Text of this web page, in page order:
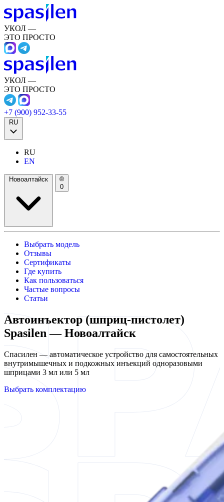
УКОЛ —
ЭТО ПРОСТО
УКОЛ —
ЭТО ПРОСТО
+7 (900) 952-33-55
RU
RU
EN
Новоалтайск
0
Выбрать модель
Отзывы
Сертификаты
Где купить
Как пользоваться
Частые вопросы
Статьи
Автоинъектор (шприц-пистолет)
Spasilen — Новоалтайск
Спасилен — автоматическое устройство для самостоятельных
внутримышечных и подкожных инъекций одноразовыми
шприцами 3 мл или 5 мл
Выбрать комплектацию